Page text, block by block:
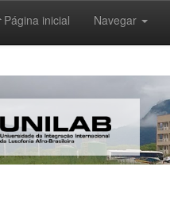
Página inicial Navegar